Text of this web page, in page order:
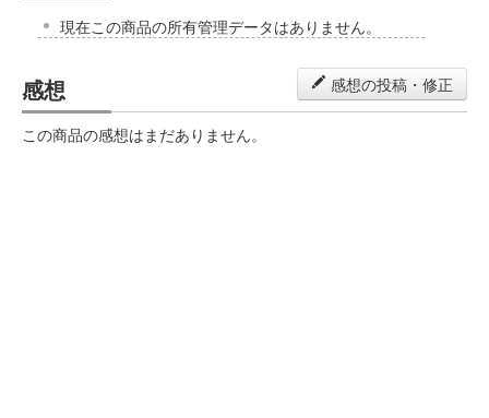
現在この商品の所有管理データはありません。
感想 感想の投稿・修正
この商品の感想はまだありません。